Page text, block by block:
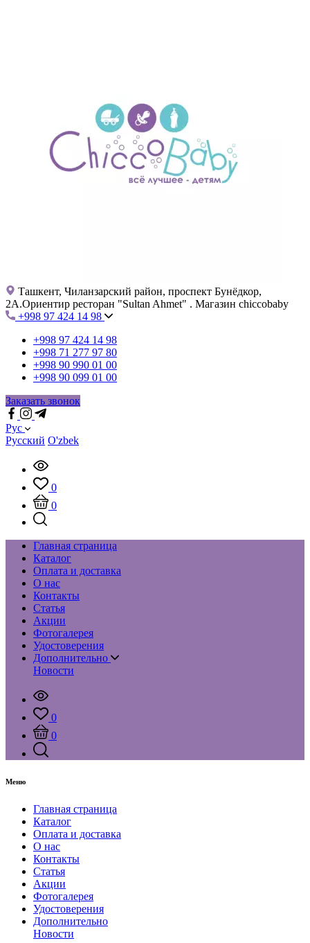
Ташкент, Чиланзарский район, проспект Бунёдкор,
2А.Ориентир ресторан "Sultan Ahmet" . Магазин chiccobaby
+998 97 424 14 98
+998 97 424 14 98
+998 71 277 97 80
+998 90 990 01 00
+998 90 099 01 00
Заказать звонок
Рус
Русский O'zbek
0
0
Главная страница
Каталог
Оплата и доставка
О нас
Контакты
Статья
Акции
Фотогалерея
Удостоверения
Дополнительно
Новости
0
0
Меню
Главная страница
Каталог
Оплата и доставка
О нас
Контакты
Статья
Акции
Фотогалерея
Удостоверения
Дополнительно
Новости